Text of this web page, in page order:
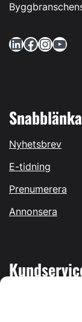
LinkedIn Facebook InstagramYouTube
Nyhetsbrev
E-tidning
Prenumerera
Annonsera